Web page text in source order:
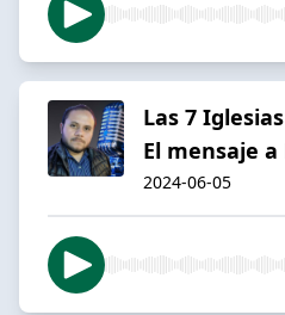
Las 7
El mensaje
2024-06-05